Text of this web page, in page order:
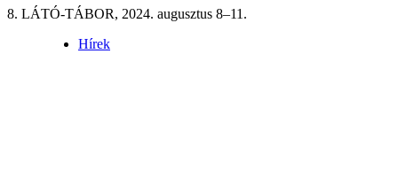
8. LÁTÓ-TÁBOR, 2024. augusztus 8–11.
Hírek